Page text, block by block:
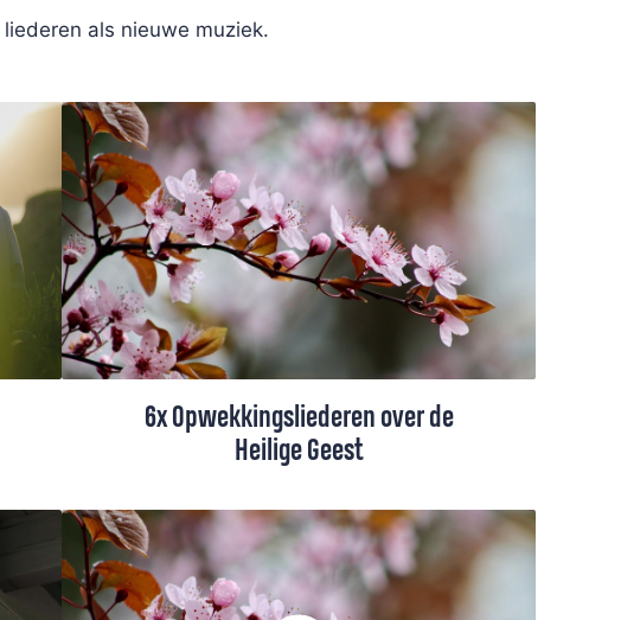
als nieuwe muziek.
6x Opwekkingsliederen over de
Heilige Geest
In de Opwekkingsbundel staan mooie
liederen met betrekking tot de Heilige
Geest en Pinksteren. Wij hebben een
shortlist opgesteld met onze favorieten.